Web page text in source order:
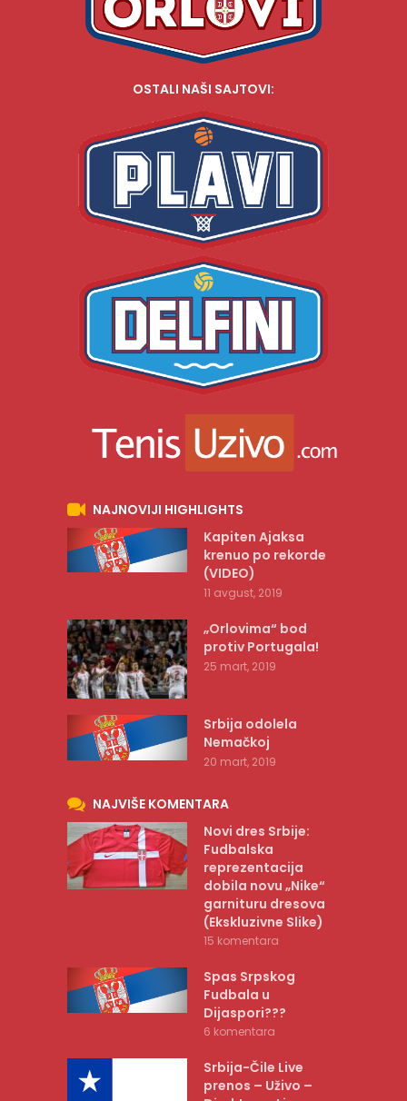
OSTALI NAŠI SAJTOVI:
NAJNOVIJI HIGHLIGHTS
Kapiten Ajaksa
krenuo po rekorde
(VIDEO)
11 avgust, 2019
„Orlovima“ bod
protiv Portugala!
25 mart, 2019
Srbija odolela
Nemačkoj
20 mart, 2019
NAJVIŠE KOMENTARA
Novi dres Srbije:
Fudbalska
reprezentacija
dobila novu „Nike“
garnituru dresova
(Ekskluzivne Slike)
15 komentara
Spas Srpskog
Fudbala u
Dijaspori???
6 komentara
Srbija-Čile Live
prenos – Uživo –